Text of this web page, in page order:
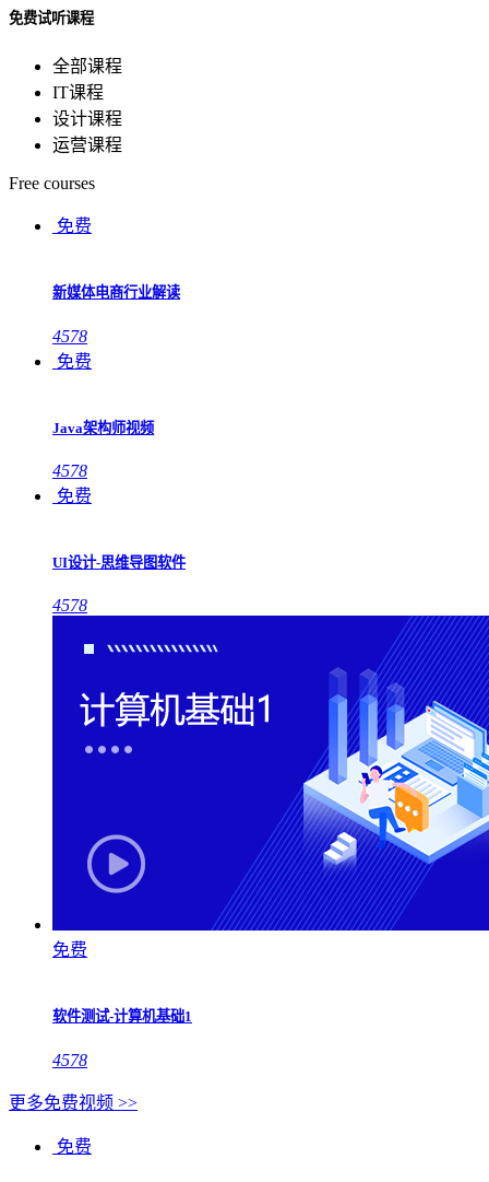
免费试听课程
全部课程
IT课程
设计课程
运营课程
Free courses
免费
新媒体电商行业解读
4578
免费
Java架构师视频
4578
免费
UI设计-思维导图软件
4578
免费
软件测试-计算机基础1
4578
更多免费视频 >>
免费